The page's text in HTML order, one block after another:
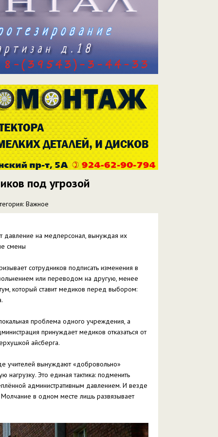
под угрозой
Важное
давление на медперсонал, вынуждая их
смены
сотрудников подписать изменения в
или переводом на другую, менее
который ставит медиков перед выбором:
проблема одного учреждения, а
принуждает медиков отказаться от
айсберга.
учителей вынуждают «добровольно»
нагрузку. Это единая тактика: подменить
административным давлением. И везде
в одном месте лишь развязывает